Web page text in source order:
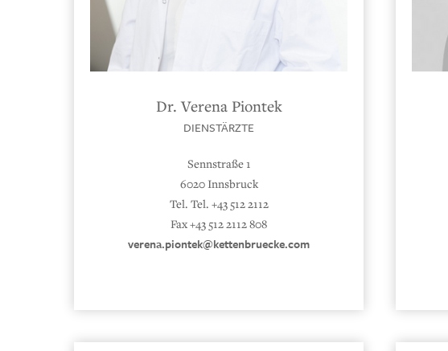
Dr. Verena Piontek
DIENSTÄRZTE
Sennstraße 1
6020 Innsbruck
Tel. Tel. +43 512 2112
Fax +43 512 2112 808
verena.piontek@kettenbruecke.com